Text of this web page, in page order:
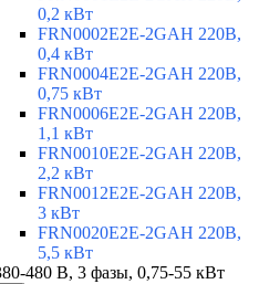
0,2 кВт
FRN0002E2E-2GAH 220В,
0,4 кВт
FRN0004E2E-2GAH 220В,
0,75 кВт
FRN0006E2E-2GAH 220В,
1,1 кВт
FRN0010E2E-2GAH 220В,
2,2 кВт
FRN0012E2E-2GAH 220В,
3 кВт
FRN0020E2E-2GAH 220В,
5,5 кВт
480 В, 3 фазы, 0,75-55 кВт